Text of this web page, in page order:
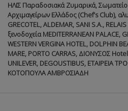
ΗΛΙΣ Παραδοσιακά Ζυμαρικά,
Αρχιμαγείρων Ελλάδος (Chef’s Club),
GRECOTEL, ALDEMAR, SANI S.A.,
ξενοδοχεία MEDITERRANEAN PALACE,
WESTERN VERGINA HOTEL, DOLPHIN
MARE, PORTO CARRAS, ΔΙΟΝΥΣΟΣ
UNILEVER, DEGOUSTIBUS, ΕΤΑΙΡΕΙΑ
ΚΟΤΟΠΟΥΛΑ ΑΜΒΡΟΣΙΑΔΗ